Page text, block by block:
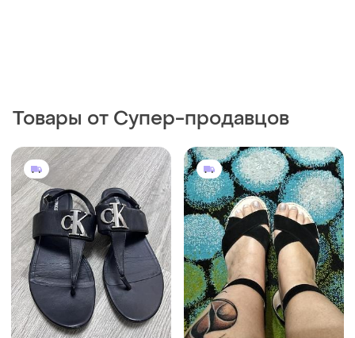
Товары от Супер-продавцов